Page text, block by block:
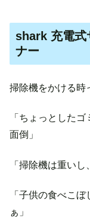
shark 充電式
ナー
掃除機をかける時
「ちょっとした
面倒」
「掃除機は重いし
「子供の食べこ
ぁ」